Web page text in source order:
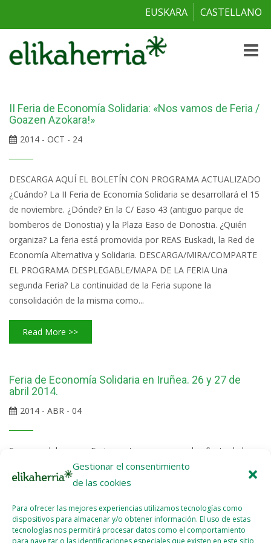
Gestionar el consentimiento
de las cookies
Para ofrecer las mejores experiencias utilizamos tecnologías como
dispositivos para almacenar y/o obtener información. El uso de estas
tecnologías nos permitirá procesar datos como el comportamiento
para navegar o las identificaciones especiales que existen en este sitio
EUSKARA CASTELLANO
Toggle
II Feria de Economía Solidaria: «Nos vamos de Feria /
Goazen Azokara!»
2014 - OCT - 24
DESCARGA AQUÍ EL BOLETÍN CON PROGRAMA ACTUALIZADO
¿Cuándo? La II Feria de Economía Solidaria se desarrollará el 15
de noviembre. ¿Dónde? En la C/ Easo 43 (antiguo parque de
bomberos de Donostia) y la Plaza Easo de Donostia. ¿Quién
organiza? La feria está promovida por REAS Euskadi, la Red de
Economía Alternativa y Solidaria. DESCARGA/MIRA/COMPARTE
EL PROGRAMA DESPLEGABLE/MAPA DE LA FERIA Una
segunda Feria? La continuidad de la Feria supone la
consolidación de la misma como...
Read More >>
Feria de Economía Solidaria en Iruñea. 26 y 27 de
abril 2014.
2014 - ABR - 04
Se va a celebrar una Feria que te va a sorprender: fiesta de la
economía solidaria en Pamplona. CARTELES, FOLLETO Y MÁS
RECURSOS DE LA FERIA: VER/DESCARGAR Lugar: Antigua
2014 ¿Hay alternativas a la gran banca?, ¿Tengo otras opciones
de contratar electricidad distintas a las grandes compañías